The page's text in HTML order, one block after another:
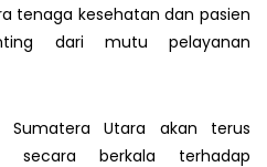
tenaga kesehatan dan pasien
dari mutu pelayanan
Sumatera Utara akan terus
secara berkala terhadap